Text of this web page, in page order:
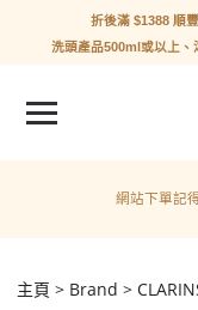
折後滿 $1388 順豐
洗頭產品500ml或以上、
網站下單記
主頁 Brand